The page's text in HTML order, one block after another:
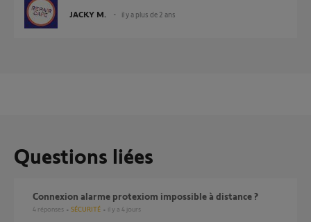
JACKY M. il y a plus de 2 ans
Questions liées
Connexion alarme protexiom impossible à distance ?
4 réponses SÉCURITÉ il y a 4 jours